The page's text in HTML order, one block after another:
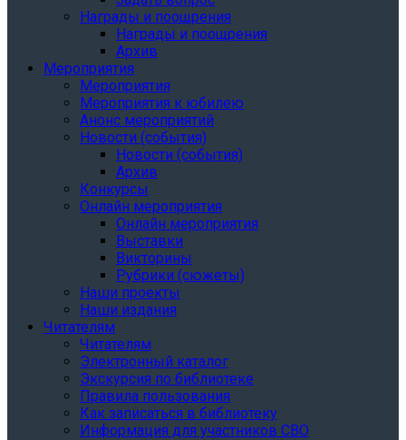
Награды и поощрения
Награды и поощрения
Архив
Мероприятия
Мероприятия
Мероприятия к юбилею
Анонс мероприятий
Новости (события)
Новости (события)
Архив
Конкурсы
Онлайн мероприятия
Онлайн мероприятия
Выставки
Викторины
Рубрики (сюжеты)
Наши проекты
Наши издания
Читателям
Читателям
Электронный каталог
Экскурсия по библиотеке
Правила пользования
Как записаться в библиотеку
Информация для участников СВО